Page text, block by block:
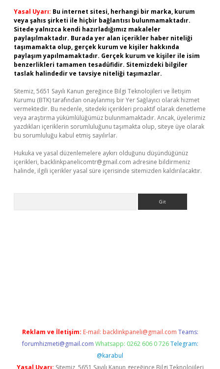
Yasal Uyarı: Bu internet sitesi, herhangi bir marka, kurum
veya şahıs şirketi ile hiçbir bağlantısı bulunmamaktadır.
Sitede yalnızca kendi hazırladığımız makaleler
paylaşılmaktadır. Burada yer alan içerikler haber niteliği
taşımamakta olup, gerçek kurum ve kişiler hakkında
paylaşım yapılmamaktadır. Gerçek kurum ve kişiler ile isim
benzerlikleri tamamen tesadüfidir. Sitemizdeki bilgiler
taslak halindedir ve tavsiye niteliği taşımazlar.
Sitemiz, 5651 Sayılı Kanun gereğince Bilgi Teknolojileri ve İletişim
Kurumu (BTK) tarafından onaylanmış bir Yer Sağlayıcı olarak hizmet
vermektedir. Bu nedenle, sitedeki içerikleri proaktif olarak denetleme
veya araştırma yükümlülüğümüz bulunmamaktadır. Ancak, üyelerimiz
yazdıkları içeriklerin sorumluluğunu taşımakta olup, siteye üye olarak
bu sorumluluğu kabul etmiş sayılırlar.
Hukuka ve yasal düzenlemelere aykırı olduğunu düşündüğünüz
içerikleri, backlinkpanelicomtr@gmail.com adresine bildirmeniz
halinde, ilgili içerikler yasal süre içerisinde sitemizden kaldırılacaktır.
Reklam ve İletişim: E-mail: backlinkpaneli@gmail.com Teams:
forumhizmeti@gmail.com Whatsapp: 0262 606 0 726 Telegram:
@karabul
Yasal Uyarı: Sitemiz, 5651 Sayılı Kanun gereğince Bilgi Teknolojileri